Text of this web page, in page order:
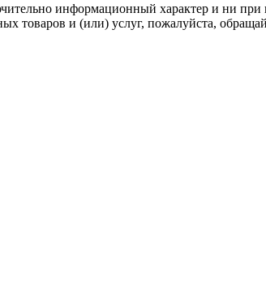
информационный характер и ни при
товаров и (или) услуг, пожалуйста,